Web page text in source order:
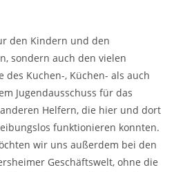
den Kindern und den
sondern auch den vielen
des Kuchen-, Küchen- als auch
Jugendausschuss für das
Helfern, die hier und dort
funktionieren konnten.
wir uns außerdem bei den
Geschäftswelt, ohne die